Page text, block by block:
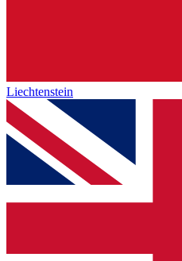
Liechtenstein